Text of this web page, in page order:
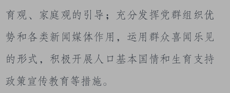
育观、家庭观的引导；充分发挥党群组织优
势和各类新闻媒体作用，运用群众喜闻乐见
的形式，积极开展人口基本国情和生育支持
政策宣传教育等措施。